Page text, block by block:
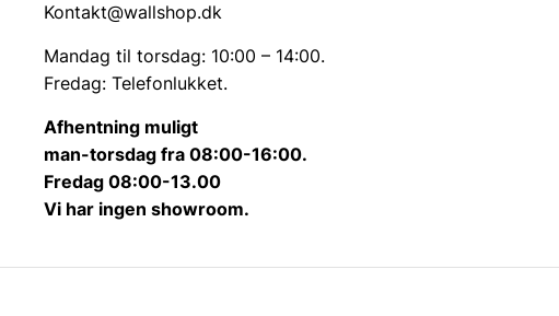
Kontakt@wallshop.dk
Mandag til torsdag: 10:00 – 14:00.
Fredag: Telefonlukket.
Afhentning muligt
man-torsdag fra 08:00-16:00.
Fredag 08:00-13.00
Vi har ingen showroom.